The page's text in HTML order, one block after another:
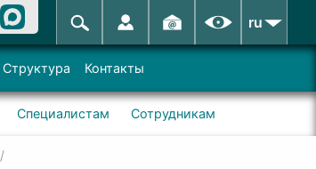
ru
Структура Контакты
Специалистам Сотрудникам
/